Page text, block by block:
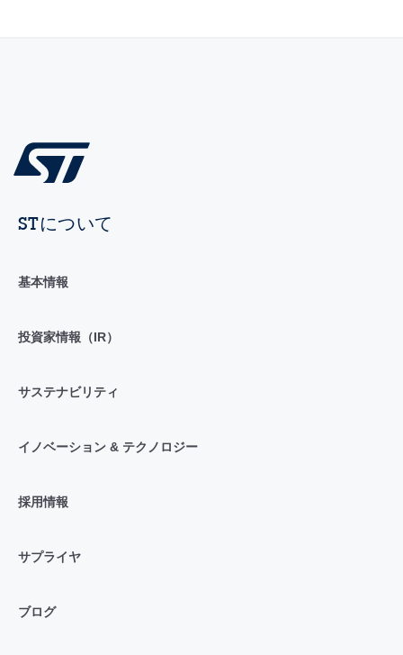
STについて
基本情報
投資家情報（IR）
サステナビリティ
イノベーション & テクノロジー
採用情報
サプライヤ
ブログ